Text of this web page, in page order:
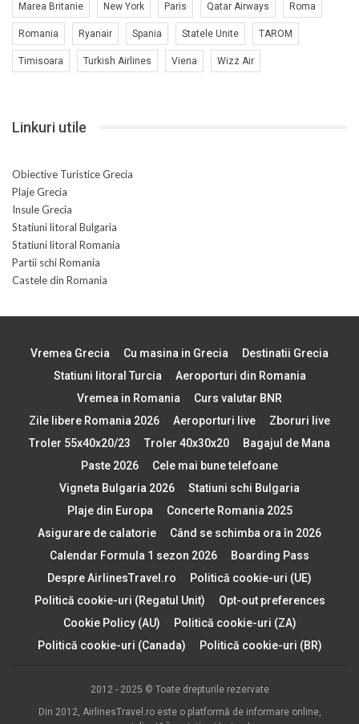
Marea Britanie New York Paris Qatar Airways Roma
Romania Ryanair Spania Statele Unite TAROM
Timisoara Turkish Airlines Viena Wizz Air
Linkuri utile
Obiective Turistice Grecia
Plaje Grecia
Insule Grecia
Statiuni litoral Bulgaria
Statiuni litoral Romania
Partii schi Romania
Castele din Romania
Vremea Grecia Cu masina in Grecia
Destinatii Grecia
Statiuni litoral Turcia
Aeroporturi din Romania
Vremea in Romania
Curs valutar BNR
Zile libere Romania 2026
Aeroporturi live
Zboruri live
Troler 55x40x20/23
Troler 40x30x20
Bagajul de Mana
Paste 2026
Cele mai bune telefoane
Vigneta Bulgaria 2026
Statiuni schi Bulgaria
Plaje din Europa
Concerte Romania 2025
Asigurare de calatorie
Când se schimba ora în 2026
Calendar Formula 1 sezon 2026
Boarding Pass
Despre AirlinesTravel.ro
Politică cookie-uri (UE)
Politică cookie-uri (Regatul Unit)
Opt-out preferences
Cookie Policy (AU)
Politică cookie-uri (ZA)
Politică cookie-uri (Canada)
Politică cookie-uri (BR)
2012 - 2025 © Toate drepturile rezervate
Din 2012, AirlinesTravel.ro este o platformă de informare online,